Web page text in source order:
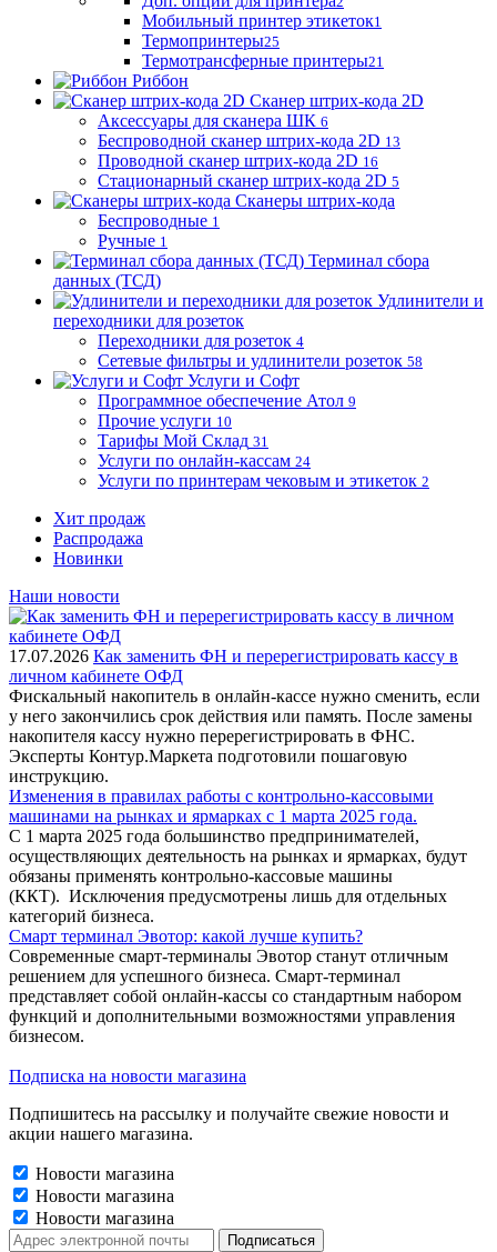
Мобильный принтер этикеток1
Термопринтеры25
Термотрансферные принтеры21
Риббон
Сканер штрих-кода 2D
Аксессуары для сканера ШК 6
Беспроводной сканер штрих-кода 2D 13
Проводной сканер штрих-кода 2D 16
Стационарный сканер штрих-кода 2D 5
Сканеры штрих-кода
Беспроводные 1
Ручные 1
Терминал сбора
данных (ТСД)
Удлинители и
переходники для розеток
Переходники для розеток 4
Сетевые фильтры и удлинители розеток 58
Услуги и Софт
Программное обеспечение Атол 9
Прочие услуги 10
Тарифы Мой Склад 31
Услуги по онлайн-кассам 24
Услуги по принтерам чековым и этикеток 2
Хит продаж
Распродажа
Новинки
Наши новости
17.07.2026 Как заменить ФН и перерегистрировать кассу в
личном кабинете ОФД
Фискальный накопитель в онлайн-кассе нужно сменить, если
у него закончились срок действия или память. После замены
накопителя кассу нужно перерегистрировать в ФНС.
Эксперты Контур.Маркета подготовили пошаговую
инструкцию.
Изменения в правилах работы с контрольно-кассовыми
машинами на рынках и ярмарках с 1 марта 2025 года.
С 1 марта 2025 года большинство предпринимателей,
осуществляющих деятельность на рынках и ярмарках, будут
обязаны применять контрольно-кассовые машины
(ККТ). Исключения предусмотрены лишь для отдельных
категорий бизнеса.
Смарт терминал Эвотор: какой лучше купить?
Современные смарт-терминалы Эвотор станут отличным
решением для успешного бизнеса. Смарт-терминал
представляет собой онлайн-кассы со стандартным набором
функций и дополнительными возможностями управления
бизнесом.
Подписка на новости магазина
Подпишитесь на рассылку и получайте свежие новости и
акции нашего магазина.
Новости магазина
Новости магазина
Новости магазина